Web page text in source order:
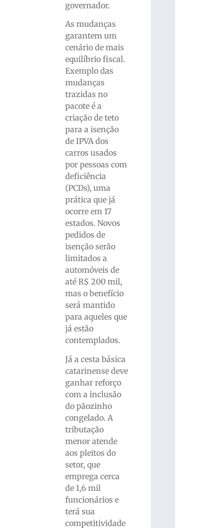
governador.
As mudanças
garantem um
cenário de mais
equilíbrio fiscal.
Exemplo das
mudanças
trazidas no
pacote é a
criação de teto
para a isenção
de IPVA dos
carros usados
por pessoas com
deficiência
(PCDs), uma
prática que já
ocorre em 17
estados. Novos
pedidos de
isenção serão
limitados a
automóveis de
até R$ 200 mil,
mas o benefício
será mantido
para aqueles que
já estão
contemplados.
Já a cesta básica
catarinense deve
ganhar reforço
com a inclusão
do pãozinho
congelado. A
tributação
menor atende
aos pleitos do
setor, que
emprega cerca
de 1,6 mil
funcionários e
terá sua
competitividade